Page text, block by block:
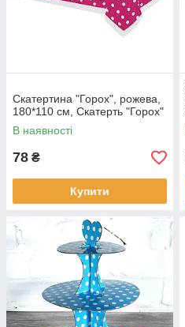
Скатертина "Горох", рожева,
180*110 см, Скатерть "Горох"
В наявності
78 ₴
Купити